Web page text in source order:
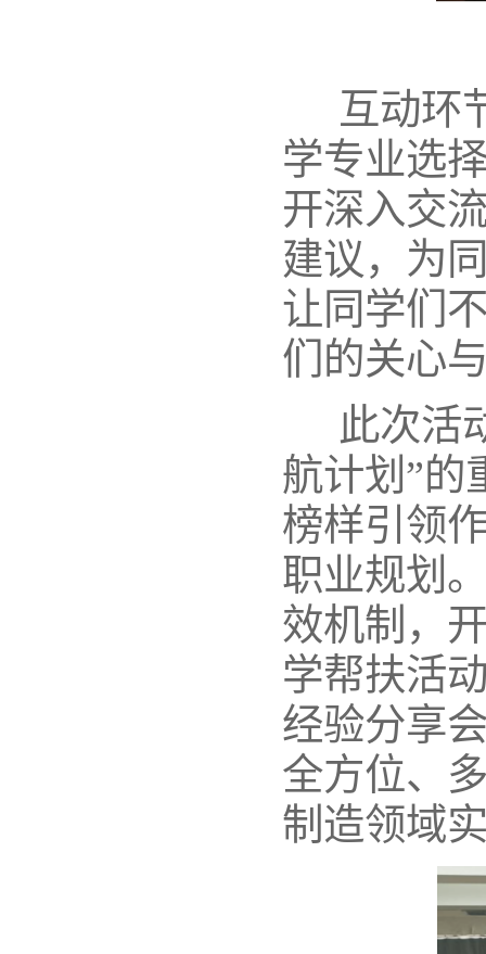
互动环
学专业选
开深入交
建议，为
让同学们
们的关心
此次活
航计划”的
榜样引领
职业规划
效机制，
学帮扶活
经验分享
全方位、
制造领域